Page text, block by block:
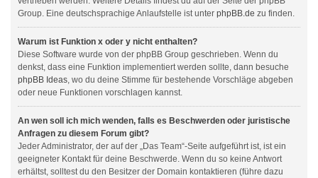
Group. Eine deutschsprachige Anlaufstelle ist unter phpBB.de zu finden.
Warum ist Funktion x oder y nicht enthalten?
Diese Software wurde von der phpBB Group geschrieben. Wenn du
denkst, dass eine Funktion implementiert werden sollte, dann besuche
phpBB Ideas, wo du deine Stimme für bestehende Vorschläge abgeben
oder neue Funktionen vorschlagen kannst.
An wen soll ich mich wenden, falls es Beschwerden oder juristische
Anfragen zu diesem Forum gibt?
Jeder Administrator, der auf der „Das Team“-Seite aufgeführt ist, ist ein
geeigneter Kontakt für deine Beschwerde. Wenn du so keine Antwort
erhältst, solltest du den Besitzer der Domain kontaktieren (führe dazu